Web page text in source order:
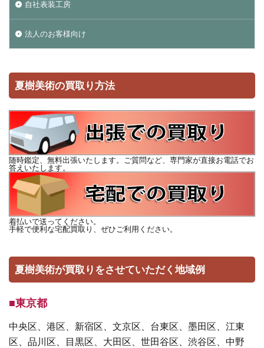
自社表装工房
法人のお客様向け
夏樹美術の買取り方法
随時鑑定、無料出張いたします。ご質問など、専門家が直接お電話でお
答えいたします。
着払いで送ってください。
手軽で便利な宅配買取り、ぜひご利用ください。
夏樹美術が買取りをさせていただく地域例
■東京都
中央区、港区、新宿区、文京区、台東区、墨田区、江東
区、品川区、目黒区、大田区、世田谷区、渋谷区、中野